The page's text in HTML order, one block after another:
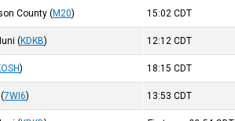
County (M20) 15:02CDT
(KDKB) 12:12CDT
) 18:15CDT
(7WI6) 13:53CDT